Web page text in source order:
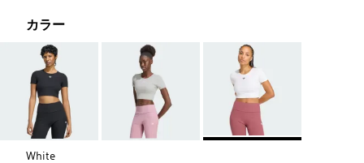
カラー
White